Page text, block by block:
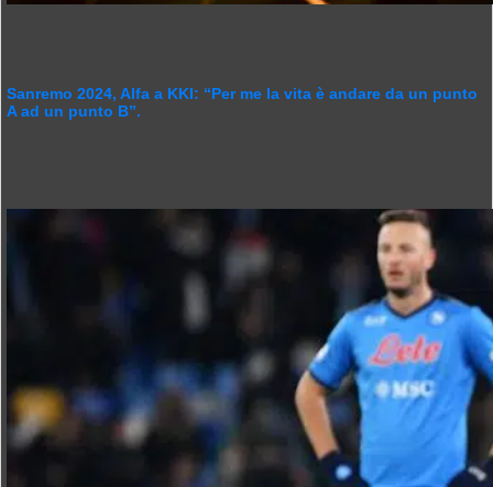
Sanremo 2024, Alfa a KKI: “Per me la vita è andare da un punto
A ad un punto B”.